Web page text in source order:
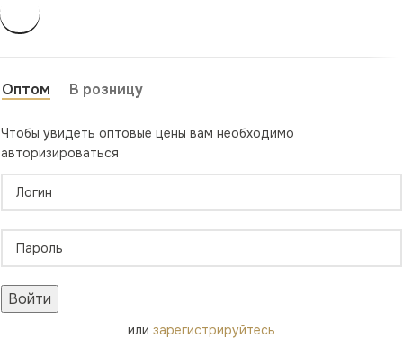
Оптом В розницу
Чтобы увидеть оптовые цены вам необходимо
авторизироваться
Войти
или зарегистрируйтесь